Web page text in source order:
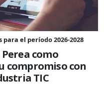
el período 2026-2028
como
compromiso con
TIC